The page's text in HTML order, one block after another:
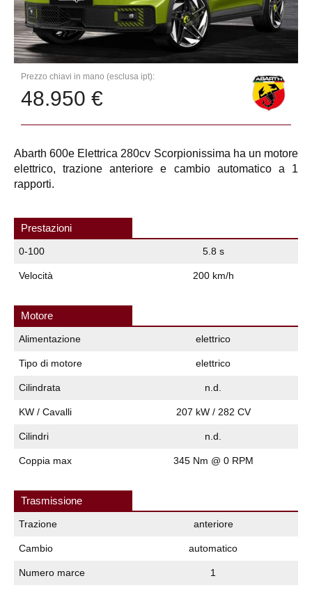
Prezzo chiavi in mano (esclusa ipt):
48.950 €
Abarth 600e Elettrica 280cv Scorpionissima ha un motore
elettrico, trazione anteriore e cambio automatico a 1
rapporti.
Prestazioni
0-100 5.8 s
Velocità 200 km/h
Motore
Alimentazione elettrico
Tipo di motore elettrico
Cilindrata n.d.
KW / Cavalli 207 kW / 282 CV
Cilindri n.d.
Coppia max 345 Nm @ 0 RPM
Trasmissione
Trazione anteriore
Cambio automatico
Numero marce 1